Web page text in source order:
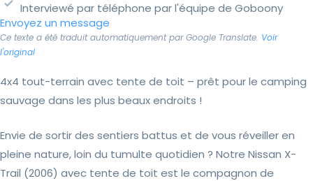
Interviewé par téléphone par l'équipe de Goboony
Envoyez un message
Ce texte a été traduit automatiquement par Google Translate. Voir
l'original
4x4 tout-terrain avec tente de toit – prêt pour le camping
sauvage dans les plus beaux endroits !
Envie de sortir des sentiers battus et de vous réveiller en
pleine nature, loin du tumulte quotidien ? Notre Nissan X-
Trail (2006) avec tente de toit est le compagnon de